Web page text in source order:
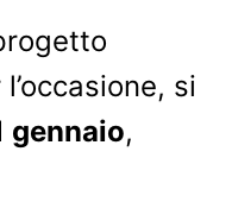
si
gennaio,